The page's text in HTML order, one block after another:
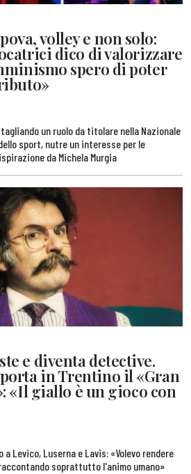
volley e non solo:
dico di valorizzare
spero di poter
un ruolo da titolare nella Nazionale
sport, nutre un interesse per le
da Michela Murgia
e diventa detective.
in Trentino il «Gran
«Il giallo è un gioco con
Levico, Luserna e Lavis: «Volevo rendere
soprattutto l'animo umano»